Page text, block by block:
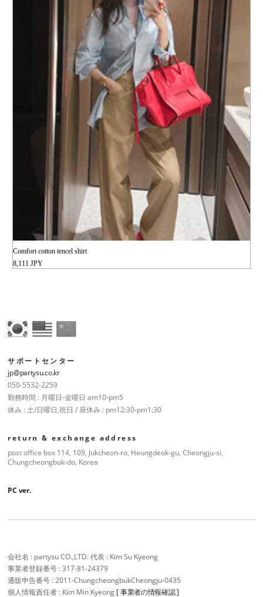
Comfort cotton tencel shirt
8,111 JPY
サポートセンター
jp@partysu.co.kr
050-5532-2259
勤務時間 : 月曜日-金曜日 am10-pm5
休み : 土/日曜日,祝日 / 昼休み : pm12:30-pm1:30
return & exchange address
post office box 114, 109, Jukcheon-ro, Heungdeok-gu, Cheongju-si,
Chungcheongbuk-do, Korea
PC ver.
会社名 : partysu CO.,LTD. 代表 : Kim Su Kyeong
事業者登録番号 : 317-81-24379
通販申告番号 : 2011-ChungcheongbukCheongju-0435
個人情報責任者 : Kim Min Kyeong [ 事業者の情報確認 ]